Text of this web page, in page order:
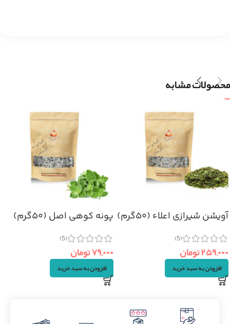
محصولات مشابه
آویشن شیرازی اعلاء (۵۰گرم)
(5)
۲۵۹,۰۰۰تومان
افزودن به سبد خرید
پونه کوهی اصل (۵۰گرم)
(5)
۷۹,۰۰۰تومان
افزودن به سبد خرید